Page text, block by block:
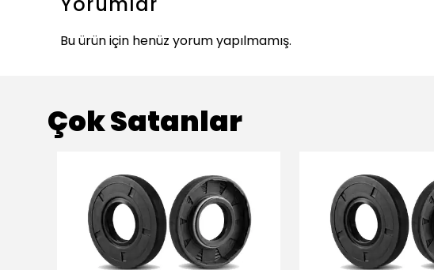
Bu ürün için henüz yorum yapılmamış.
Çok Satanlar